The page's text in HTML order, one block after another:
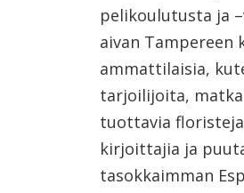
pelikoulutusta ja
aivan Tampereen
ammattilaisia,
tarjoilijoita,
tuottavia
kirjoittajia ja
tasokkaimman